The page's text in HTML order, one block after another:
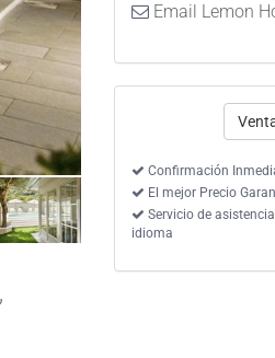
Email Lemon
Confirmación
El mejor Precio
Servicio de
idioma